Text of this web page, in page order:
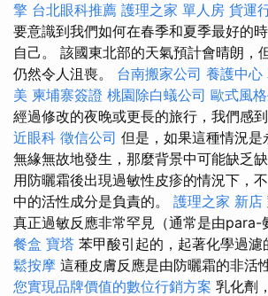
擎 台北眼科推薦 護理之家 單人房 貨運
要意識到我們如何在春季和夏季最好的
自己。 該國東北部的天氣預計會晴朗，
仍然令人沮喪。 台南搬家公司 養護中心
美 柬埔寨簽證 桃園除白蟻公司 歐式風
經過修改的夜晚或更長的旅行，我們感到
近眼科 徵信公司 但是，如果這種情況是
無緣無故地發生，那麼背景中可能缺乏
用防曬霜後出現過敏性皮疹的情況下，
中的活性成分是負責的。 護理之家 新店
真正過敏反應非常罕見（通常是由para-
餐盒 寶塔 苯甲酸引起的，起著化學過濾
鬆按摩 這種皮膚反應是由防曬霜的非活
您實現品牌價值的數位行銷方案 乳化劑